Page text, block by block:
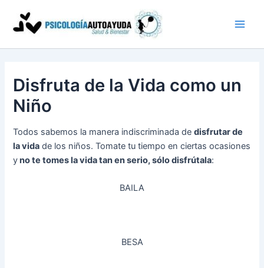
contenido
Disfruta de la Vida como un
Niño
Todos sabemos la manera indiscriminada dedisfrutar de
la vida de los niños. Tomate tu tiempo en ciertas ocasiones
yno te tomes la vida tan en serio, sólo disfrútala:
BAILA
BESA